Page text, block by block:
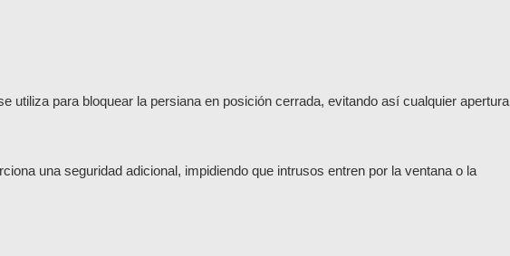
utiliza para bloquear la persiana en posición cerrada, evitando así cualquier apertura
una seguridad adicional, impidiendo que intrusos entren por la ventana o la